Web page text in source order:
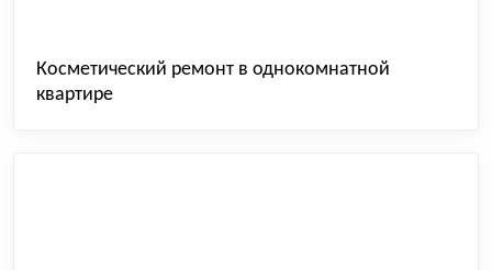
Косметический ремонт в однокомнатной
квартире